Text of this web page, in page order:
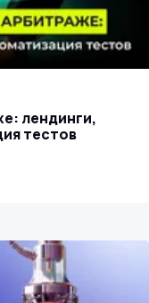
лендинги,
тестов